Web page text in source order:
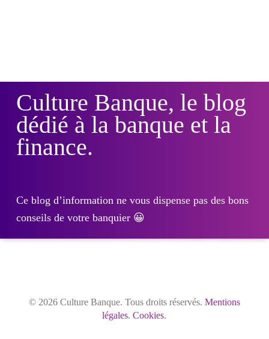
Culture Banque, le blog
dédié à la banque et la
finance.
Ce blog d’information ne vous dispense pas des bons
conseils de votre banquier 😀
© 2026 Culture Banque. Tous droits réservés. Mentions
légales.Cookies.